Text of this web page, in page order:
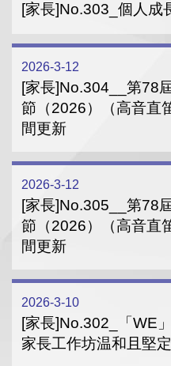
[家長]No.303_個人成
2026-3-12
[家長]No.304__第78
節（2026）（高音直
間更新
2026-3-12
[家長]No.305__第78
節（2026）（高音直
間更新
2026-3-10
[家長]No.302_「WE
家長工作坊温和且堅